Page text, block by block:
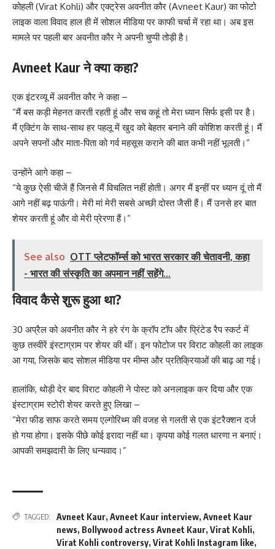
कोहली (Virat Kohli) और एक्ट्रेस अवनीत कौर (Avneet Kaur) का फोटो
लाइक वाला विवाद हाल ही में सोशल मीडिया पर काफी चर्चा में रहा था। अब इस
मामले पर पहली बार अवनीत कौर ने अपनी चुप्पी तोड़ी है।
Avneet Kaur ने क्या कहा?
एक इंटरव्यू में अवनीत कौर ने कहा –
“मैं बस कड़ी मेहनत करती रहती हूं और सच कहूं तो मेरा ध्यान सिर्फ इसी पर है।
मैं एक्टिंग के साथ-साथ हर पहलू में खुद को बेहतर बनाने की कोशिश करती हूं। मैं
अपने सपनों और माता-पिता को गर्व महसूस कराने की बात कभी नहीं भूलती।”
उन्होंने आगे कहा –
“ये कुछ ऐसी चीजें हैं जिनसे मैं विचलित नहीं होती। अगर मैं इन्हीं पर ध्यान दूं तो मैं
आगे नहीं बढ़ पाऊंगी। मेरी मां मेरी सबसे अच्छी दोस्त जैसी हैं। मैं उनसे हर बात
शेयर करती हूं और वो मेरी प्रेरणा हैं।”
See also OTT प्लेटफॉर्म्स को भारत सरकार की चेतावनी, कहा
- भारत की संस्कृति का अपमान नहीं सहेंगे...
विवाद कैसे शुरू हुआ था?
30 अप्रैल को अवनीत कौर ने हरे रंग के क्रॉप टॉप और प्रिंटेड रैप स्कर्ट में
कुछ तस्वीरें इंस्टाग्राम पर शेयर की थीं। इन फोटोज पर विराट कोहली का लाइक
आ गया, जिसके बाद सोशल मीडिया पर मीम्स और प्रतिक्रियाओं की बाढ़ आ गई।
हालांकि, थोड़ी देर बाद विराट कोहली ने पोस्ट को अनलाइक कर दिया और एक
इंस्टाग्राम स्टोरी शेयर करते हुए लिखा –
“मेरा फीड साफ करते समय एल्गोरिथ्म की वजह से गलती से एक इंटरैक्शन दर्ज
हो गया होगा। इसके पीछे कोई इरादा नहीं था। कृपया कोई गलत धारणा न बनाएं।
आपकी समझदारी के लिए धन्यवाद।”
TAGGED: Avneet Kaur, Avneet Kaur interview, Avneet Kaur
news, Bollywood actress Avneet Kaur, Virat Kohli,
Virat Kohli controversy, Virat Kohli Instagram like,